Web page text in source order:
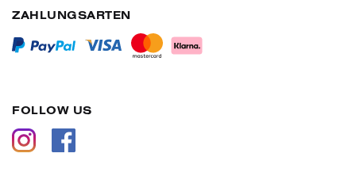
ZAHLUNGSARTEN
FOLLOW US